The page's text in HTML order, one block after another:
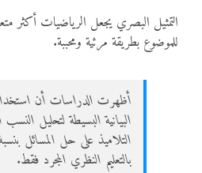
التمثيل البصري يجعل الرياضيات أكثر
للموضوع بطريقة مرئية ومحببة.
أظهرت الدراسات أن
البيانية البسيطة لتحليل
بالتعليم النظري المجرد فقط.